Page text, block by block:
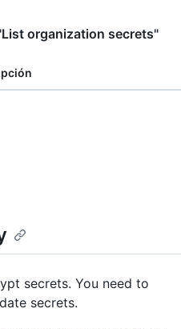
organization secrets"
secrets. You need to
secrets.